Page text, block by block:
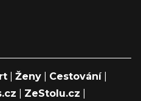
Ženy Cestování|
ZeStolu.cz